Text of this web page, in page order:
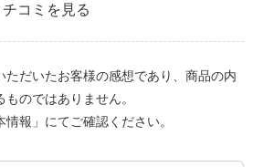
コミを見る
ただいたお客様の感想であり、商品の内
のではありません。
報」にてご確認ください。